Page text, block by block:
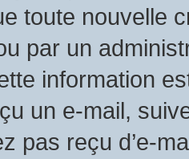
toute nouvelle
par un
information
un e-mail,
pas reçu d’e-